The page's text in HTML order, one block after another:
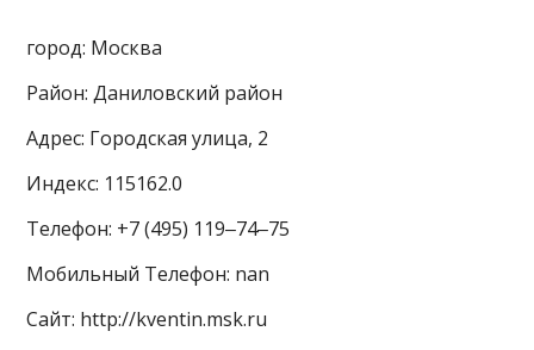
город: Москва
Район: Даниловский район
Адрес: Городская улица, 2
Индекс: 115162.0
Телефон: +7 (495) 119‒74‒75
Мобильный Телефон: nan
Сайт: http://kventin.msk.ru